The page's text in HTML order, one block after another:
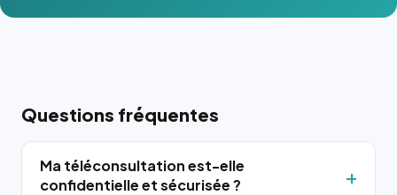
Questions fréquentes
Ma téléconsultation est-elle
confidentielle et sécurisée ?